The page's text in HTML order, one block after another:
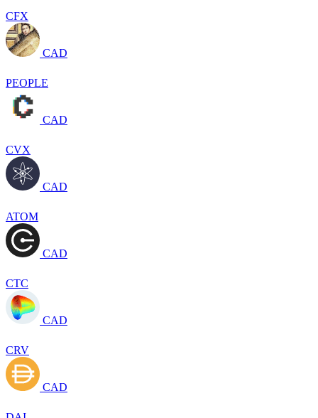
CFX
CAD
PEOPLE
CAD
CVX
CAD
ATOM
CAD
CTC
CAD
CRV
CAD